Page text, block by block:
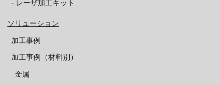
‐ レーザ加工キット
ソリューション
加工事例
加工事例（材料別）
金属